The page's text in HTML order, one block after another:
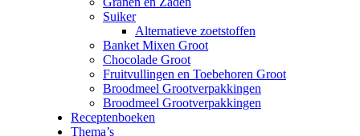
Suiker
Alternatieve zoetstoffen
Banket Mixen Groot
Chocolade Groot
Fruitvullingen en Toebehoren Groot
Broodmeel Grootverpakkingen
Broodmeel Grootverpakkingen
Receptenboeken
Thema’s